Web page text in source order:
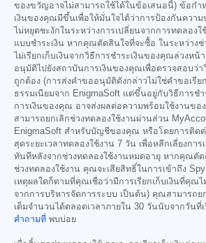
ของขวัญอาจไม่สามารถใช้ได้ในข้อเสนอนี้) ข้อกำ
เงินของคุณมีขึ้นเพื่อให้มั่นใจได้ว่าการป้องกันความ
ไม่หยุดชะงักในระหว่างการเปลี่ยนจากการทดลอง
แบบชำระเงิน หากคุณตัดสินใจที่จะซื้อ ในระหว่างช่
ไม่เรียกเก็บเงินจากวิธีการชำระเงินของคุณล่วงห
อนุมัติไปยังสถาบันการเงินของคุณเพื่อตรวจสอบว่
ถูกต้อง (การส่งคำขออนุมัติดังกล่าวไม่ใช่คำขอเรีย
ธรรมเนียมจาก EnigmaSoft แต่ขึ้นอยู่กับวิธีการช
การเงินของคุณ อาจส่งผลต่อความพร้อมใช้งานข
สามารถยกเลิกช่วงทดลองใช้งานผ่านส่วน
EnigmaSoft สำหรับบัญชีของคุณ หรือโดยการติด
สุดระยะเวลาทดลองใช้งาน 7 วัน เพื่อหลีกเลี่ยงการ
ทันทีหลังจากช่วงทดลองใช้งานหมดอายุ หากคุณตัด
ช่วงทดลองใช้งาน คุณจะเสียสิทธิ์ในการเข้าถึง
เหตุผลใดก็ตามที่คุณเชื่อว่ามีการเรียกเก็บเงินที่คุณ
จากการบริหารจัดการระบบ เป็นต้น) คุณสามารถย
เต็มจำนวนได้ตลอดเวลาภายใน 30 วันนับจากวันที่เ
คำถามที่ พบบ่อย